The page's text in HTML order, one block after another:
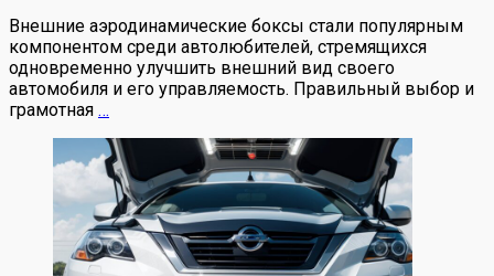
Внешние аэродинамические боксы стали популярным
компонентом среди автолюбителей, стремящихся
одновременно улучшить внешний вид своего
автомобиля и его управляемость. Правильный выбор и
грамотная …